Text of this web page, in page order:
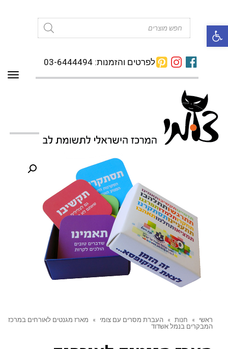
פתח סרגל נגישות
לפרטים והזמנות: 03-6444494
ראשי » חנות » העברת מסרים עם צומי »
מארז מגנטים לאורחים במרכז
המבקרים בנמל אשדוד